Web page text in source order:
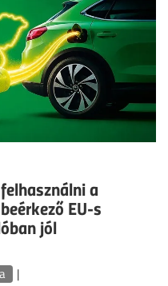
a
EU-s
jól
|